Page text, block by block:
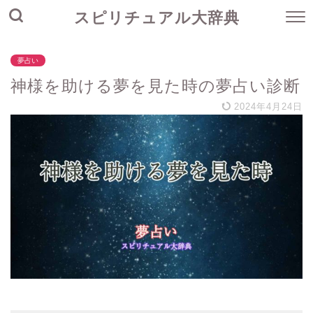
スピリチュアル大辞典
夢占い
神様を助ける夢を見た時の夢占い診断
2024年4月24日